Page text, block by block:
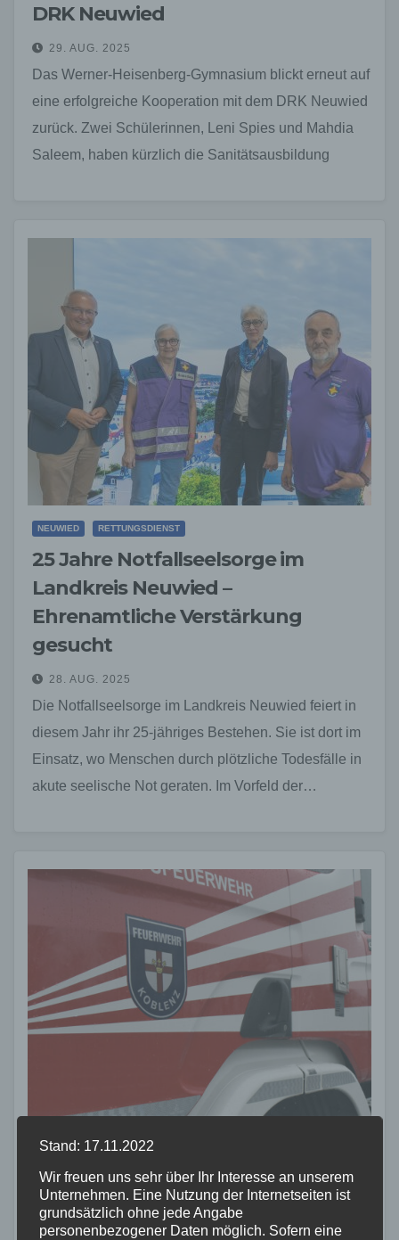
DRK Neuwied
29. AUG. 2025
Das Werner-Heisenberg-Gymnasium blickt erneut auf
eine erfolgreiche Kooperation mit dem DRK Neuwied
zurück. Zwei Schülerinnen, Leni Spies und Mahdia
Saleem, haben kürzlich die Sanitätsausbildung
NEUWIED RETTUNGSDIENST
25 Jahre Notfallseelsorge im
Landkreis Neuwied –
Ehrenamtliche Verstärkung
gesucht
28. AUG. 2025
Die Notfallseelsorge im Landkreis Neuwied feiert in
diesem Jahr ihr 25-jähriges Bestehen. Sie ist dort im
Einsatz, wo Menschen durch plötzliche Todesfälle in
akute seelische Not geraten. Im Vorfeld der…
Brandeinsatz in Koblenz-
Niederberg
Stand: 17.11.2022
Wir freuen uns sehr über Ihr Interesse an unserem
Unternehmen. Eine Nutzung der Internetseiten ist
grundsätzlich ohne jede Angabe
personenbezogener Daten möglich. Sofern eine